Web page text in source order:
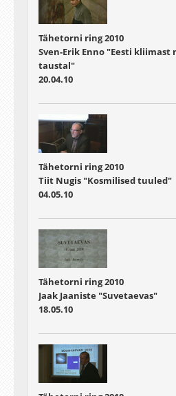
Tähetorni ring 2010
Sven-Erik Enno "Eesti
taustal"
20.04.10
Tähetorni ring 2010
Tiit Nugis "Kosmilised tuuled"
04.05.10
Tähetorni ring 2010
Jaak Jaaniste "Suvetaevas"
18.05.10